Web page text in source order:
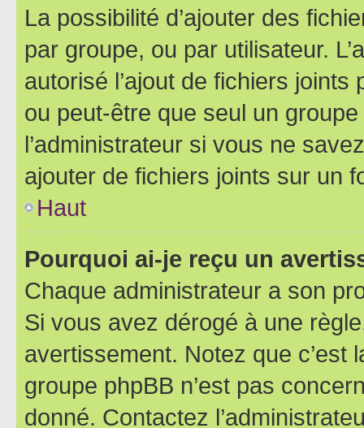
La possibilité d’ajouter des
par groupe, ou par utilisateur.
autorisé l’ajout de fichiers
ou peut-être que seul un
l’administrateur si vous ne
ajouter de fichiers joints sur un
Haut
Pourquoi ai-je reçu un
Chaque administrateur a son
Si vous avez dérogé à une
avertissement. Notez que c’est
groupe phpBB n’est pas
donné. Contactez